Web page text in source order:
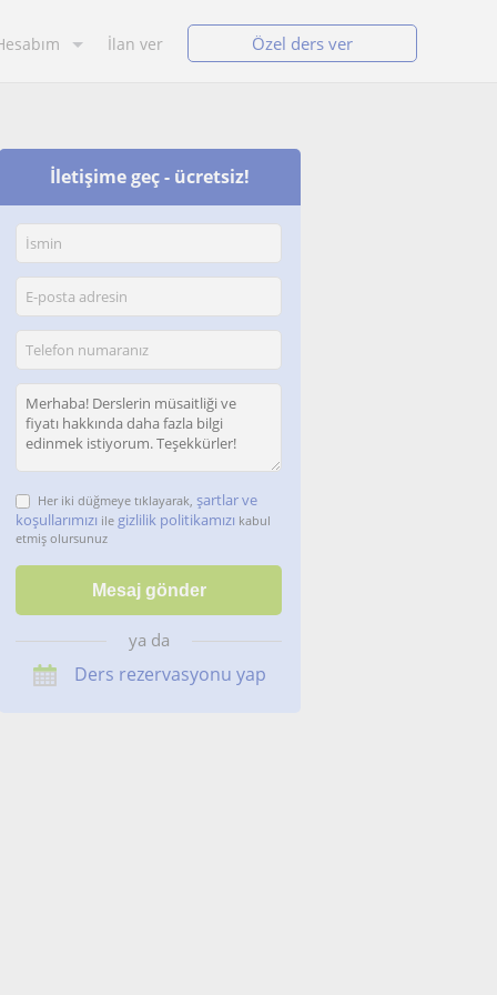
İlan ver Özel ders ver
İletişime geç - ücretsiz!
Her iki düğmeye tıklayarak, şartlar ve
koşullarımızı ile gizlilik politikamızı kabul
etmiş olursunuz
ya da
Ders rezervasyonu yap